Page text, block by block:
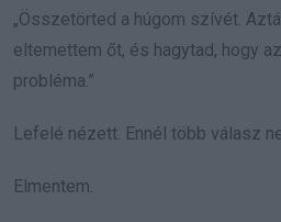
„Összetörted a húgom szívét.
eltemettem őt, és hagytad, hogy
probléma.”
Lefelé nézett. Ennél több válasz
Elmentem.